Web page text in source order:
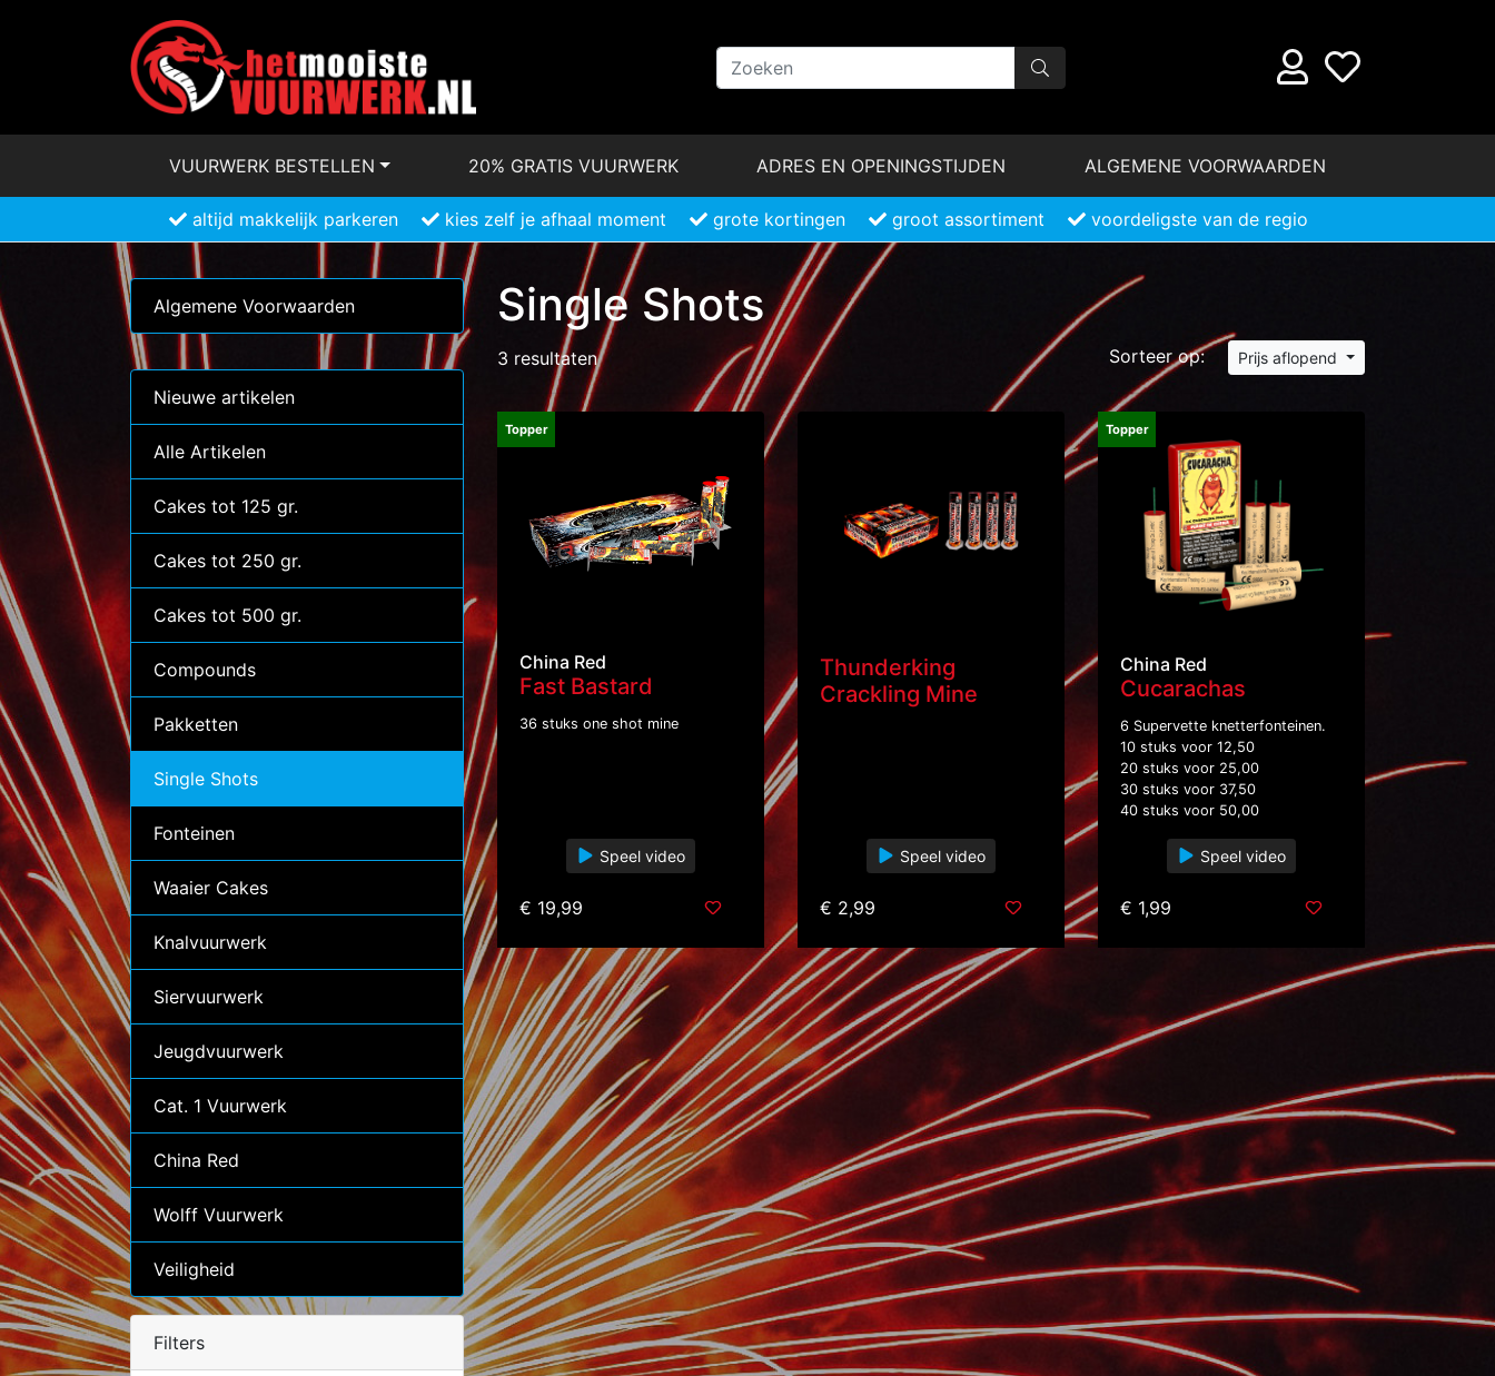
VUURWERK BESTELLEN 20% GRATIS VUURWERK ADRES EN OPENINGSTIJDEN ALGEMENE VOORWAARDEN
altijd makkelijk parkeren kies zelf je afhaal moment grote kortingen groot assortiment voordeligste van de regio
Algemene Voorwaarden
Nieuwe artikelen
Alle Artikelen
Cakes tot 125 gr.
Cakes tot 250 gr.
Cakes tot 500 gr.
Compounds
Pakketten
Single Shots
Fonteinen
Waaier Cakes
Knalvuurwerk
Siervuurwerk
Jeugdvuurwerk
Cat. 1 Vuurwerk
China Red
Wolff Vuurwerk
Veiligheid
Filters
Single Shots
3 resultaten Sorteer op: Prijs aflopend
Topper
China Red
Fast Bastard
36 stuks one shot mine
Speel video
€ 19,99
Thunderking
Crackling Mine
Speel video
€ 2,99
Topper
China Red
Cucarachas
6 Supervette knetterfonteinen.
10 stuks voor 12,50
20 stuks voor 25,00
30 stuks voor 37,50
40 stuks voor 50,00
Speel video
€ 1,99